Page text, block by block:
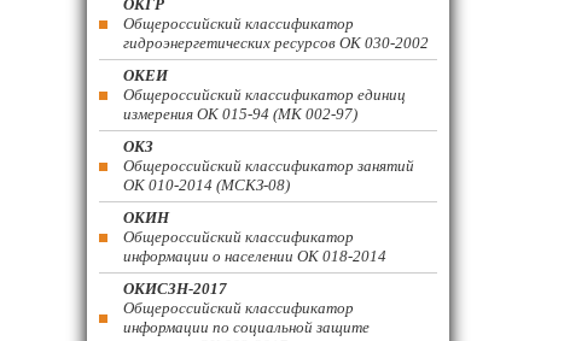
ОКГР
Общероссийский классификатор
гидроэнергетических ресурсов ОК 030-2002
ОКЕИ
Общероссийский классификатор единиц
измерения ОК 015-94 (МК 002-97)
ОКЗ
Общероссийский классификатор занятий
ОК 010-2014 (МСКЗ-08)
ОКИН
Общероссийский классификатор
информации о населении ОК 018-2014
ОКИСЗН-2017
Общероссийский классификатор
информации по социальной защите